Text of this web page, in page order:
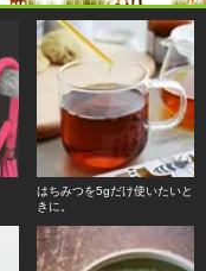
はちみつを5gだけ使いたいと
きに。